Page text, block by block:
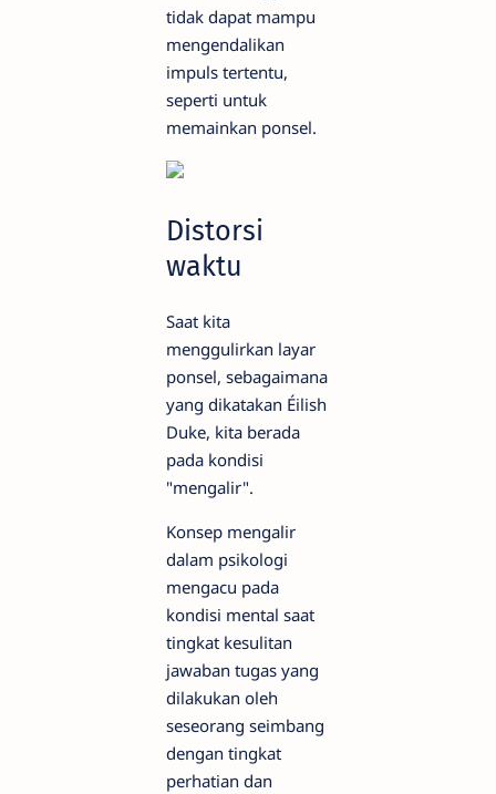
tidak dapat mampu
mengendalikan
impuls tertentu,
seperti untuk
memainkan ponsel.
Distorsi
waktu
Saat kita
menggulirkan layar
ponsel, sebagaimana
yang dikatakan Éilish
Duke, kita berada
pada kondisi
"mengalir".
Konsep mengalir
dalam psikologi
mengacu pada
kondisi mental saat
tingkat kesulitan
jawaban tugas yang
dilakukan oleh
seseorang seimbang
dengan tingkat
perhatian dan